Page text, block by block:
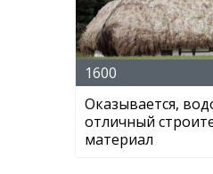
1600
Оказывается,
отличный
материал